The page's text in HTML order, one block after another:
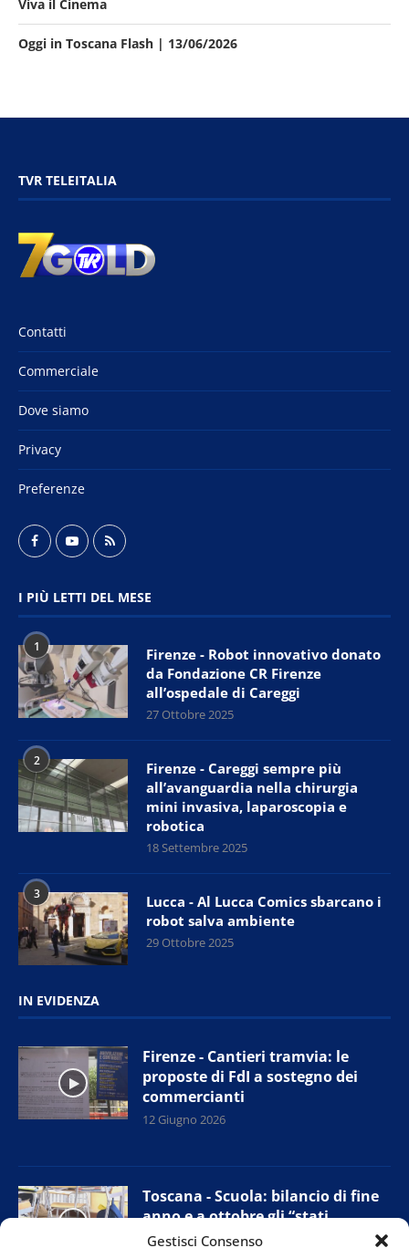
Gestisci Consenso
Viva il Cinema
Oggi in Toscana Flash | 13/06/2026
TVR TELEITALIA
Contatti
Commerciale
Dove siamo
Privacy
Preferenze
I PIÙ LETTI DEL MESE
1
Firenze - Robot innovativo donato
da Fondazione CR Firenze
all’ospedale di Careggi
27 Ottobre 2025
2
Firenze - Careggi sempre più
all’avanguardia nella chirurgia
mini invasiva, laparoscopia e
robotica
18 Settembre 2025
3
Lucca - Al Lucca Comics sbarcano i
robot salva ambiente
29 Ottobre 2025
IN EVIDENZA
Firenze - Cantieri tramvia: le
proposte di FdI a sostegno dei
commercianti
12 Giugno 2026
Toscana - Scuola: bilancio di fine
anno e a ottobre gli “stati
generali”